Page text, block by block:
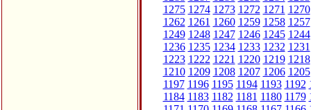
1275 1274 1273 1272 1271 1270
1262 1261 1260 1259 1258 1257
1249 1248 1247 1246 1245 1244
1236 1235 1234 1233 1232 1231
1223 1222 1221 1220 1219 1218
1210 1209 1208 1207 1206 1205
1197 1196 1195 1194 1193 1192
1184 1183 1182 1181 1180 1179